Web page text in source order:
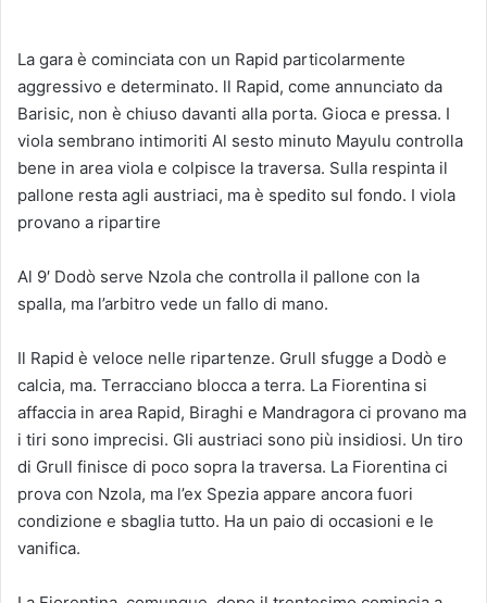
La gara è cominciata con un Rapid particolarmente
aggressivo e determinato. ll Rapid, come annunciato da
Barisic, non è chiuso davanti alla porta. Gioca e pressa. I
viola sembrano intimoriti Al sesto minuto Mayulu controlla
bene in area viola e colpisce la traversa. Sulla respinta il
pallone resta agli austriaci, ma è spedito sul fondo. I viola
provano a ripartire
Al 9′ Dodò serve Nzola che controlla il pallone con la
spalla, ma l’arbitro vede un fallo di mano.
Il Rapid è veloce nelle ripartenze. Grull sfugge a Dodò e
calcia, ma. Terracciano blocca a terra. La Fiorentina si
affaccia in area Rapid, Biraghi e Mandragora ci provano ma
i tiri sono imprecisi. Gli austriaci sono più insidiosi. Un tiro
di Grull finisce di poco sopra la traversa. La Fiorentina ci
prova con Nzola, ma l’ex Spezia appare ancora fuori
condizione e sbaglia tutto. Ha un paio di occasioni e le
vanifica.